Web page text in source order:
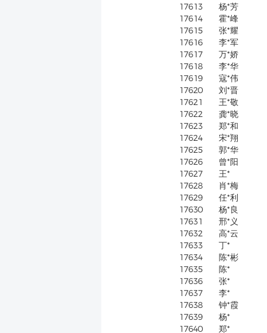
17613
杨*芳
17614
霍*峰
17615
张*耀
17616
李*军
17617
万*娇
17618
李*华
17619
寇*伟
17620
刘*晋
17621
王*敬
17622
龚*晓
17623
郑*和
17624
宋*翔
17625
郭*华
17626
曾*阳
17627
王*
17628
肖*梅
17629
任*利
17630
杨*良
17631
邢*义
17632
高*云
17633
丁*
17634
陈*彬
17635
陈*
17636
张*
17637
李*
17638
钟*霞
17639
杨*
17640
郑*